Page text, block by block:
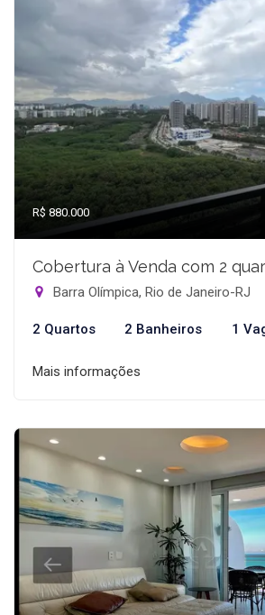
R$ 880.000
Cobertura à Venda com 2
Barra Olímpica, Rio de Janeiro-RJ
2 Quartos 2 Banheiros 1
Mais informações